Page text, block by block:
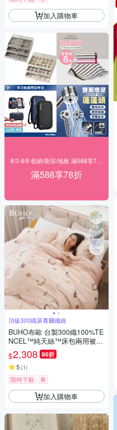
加入購物車
滿588享78折
頂級300織萊賽爾纖維
BUHO布歐 台製300織100%TE
NCEL™純天絲™床包兩用被四
件組-雙人(多款任選)
$2,308 86折
5 (1)
限時下殺 券
加入購物車